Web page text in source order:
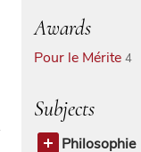
Awards
Pour le Mérite 4
Subjects
Philosophie